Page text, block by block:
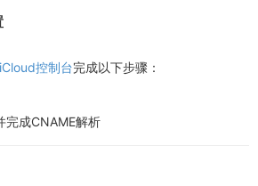
控制台完成以下步骤：
完成CNAME解析